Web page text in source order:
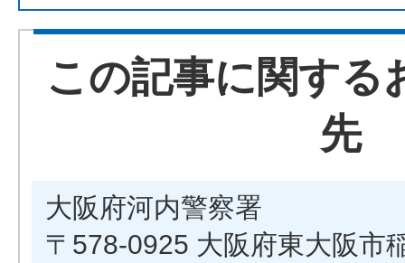
この記事に関する
先
大阪府河内警察署
〒578-0925 大阪府東大阪市